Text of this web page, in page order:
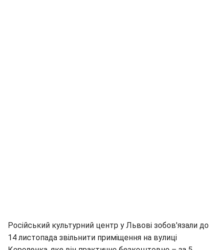
Російський культурний центр у Львові зобов'язали до
14 листопада звільнити приміщення на вулиці